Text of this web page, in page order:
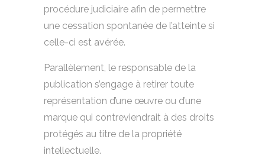
procédure judiciaire afin de permettre
une cessation spontanée de l’atteinte si
celle-ci est avérée.
Parallèlement, le responsable de la
publication s’engage à retirer toute
représentation d’une œuvre ou d’une
marque qui contreviendrait à des droits
protégés au titre de la propriété
intellectuelle.